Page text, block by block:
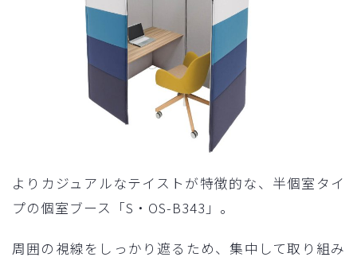
よりカジュアルなテイストが特徴的な、半個室タイ
プの個室ブース「S・OS-B343」。
周囲の視線をしっかり遮るため、集中して取り組み